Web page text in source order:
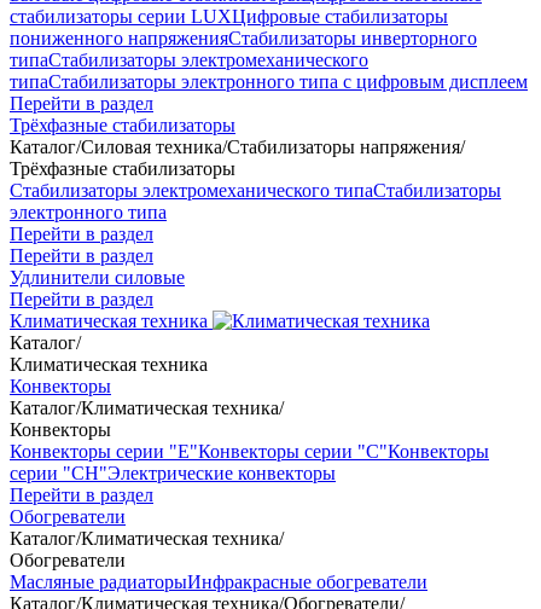
стабилизаторы серии LUXЦифровые стабилизаторы
пониженного напряженияСтабилизаторы инверторного
типаСтабилизаторы электромеханического
типаСтабилизаторы электронного типа с цифровым дисплеем
Перейти в раздел
Трёхфазные стабилизаторы
Каталог/Силовая техника/Стабилизаторы напряжения/
Трёхфазные стабилизаторы
Стабилизаторы электромеханического типаСтабилизаторы
электронного типа
Перейти в раздел
Перейти в раздел
Удлинители силовые
Перейти в раздел
Климатическая техника
Каталог/
Климатическая техника
Конвекторы
Каталог/Климатическая техника/
Конвекторы
Конвекторы серии "Е"Конвекторы серии "С"Конвекторы
серии "СН"Электрические конвекторы
Перейти в раздел
Обогреватели
Каталог/Климатическая техника/
Обогреватели
Масляные радиаторыИнфракрасные обогреватели
Каталог/Климатическая техника/Обогреватели/